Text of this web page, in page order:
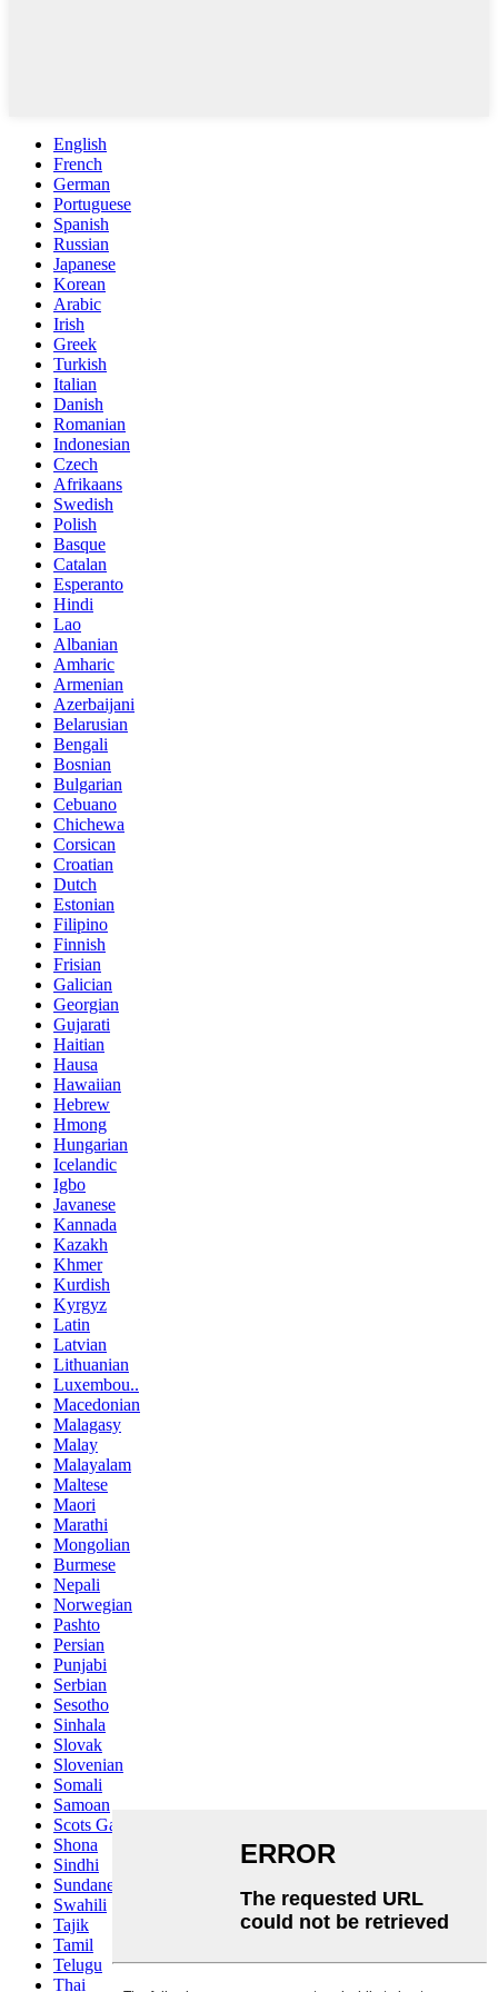
English
French
German
Portuguese
Spanish
Russian
Japanese
Korean
Arabic
Irish
Greek
Turkish
Italian
Danish
Romanian
Indonesian
Czech
Afrikaans
Swedish
Polish
Basque
Catalan
Esperanto
Hindi
Lao
Albanian
Amharic
Armenian
Azerbaijani
Belarusian
Bengali
Bosnian
Bulgarian
Cebuano
Chichewa
Corsican
Croatian
Dutch
Estonian
Filipino
Finnish
Frisian
Galician
Georgian
Gujarati
Haitian
Hausa
Hawaiian
Hebrew
Hmong
Hungarian
Icelandic
Igbo
Javanese
Kannada
Kazakh
Khmer
Kurdish
Kyrgyz
Latin
Latvian
Lithuanian
Luxembou..
Macedonian
Malagasy
Malay
Malayalam
Maltese
Maori
Marathi
Mongolian
Burmese
Nepali
Norwegian
Pashto
Persian
Punjabi
Serbian
Sesotho
Sinhala
Slovak
Slovenian
Somali
Samoan
Scots Gaelic
Shona
Sindhi
Sundanese
Swahili
Tajik
Tamil
Telugu
Thai